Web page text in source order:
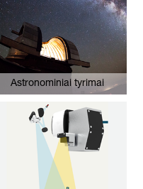
Astronominiai tyrimai